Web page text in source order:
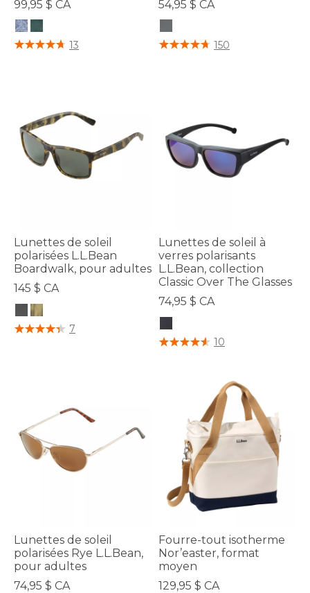
99,95 $ CA
5 sur 5 Évaluation des clients
13
54,95 $ CA
5 sur 5 Évaluation des clients
150
Lunettes de soleil
polarisées L.L.Bean
Boardwalk, pour adultes
145 $ CA
5 sur 5 Évaluation des clients
7
Lunettes de soleil à
verres polarisants
L.L.Bean, collection
Classic Over The Glasses
74,95 $ CA
4,8 sur 5 Évaluation des clients
10
Lunettes de soleil
polarisées Rye L.L.Bean,
pour adultes
74,95 $ CA
Fourre-tout isotherme
Nor’easter, format
moyen
129,95 $ CA